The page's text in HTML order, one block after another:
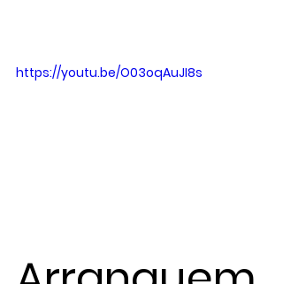
https://youtu.be/O03oqAuJI8s